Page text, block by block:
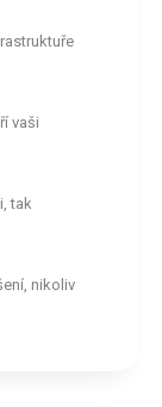
vaši
tak
nikoliv